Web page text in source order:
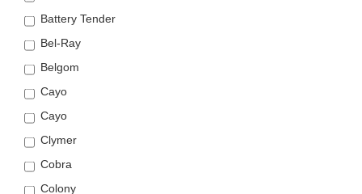
Battery Tender
Bel-Ray
Belgom
Cayo
Cayo
Clymer
Cobra
Colony